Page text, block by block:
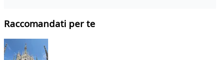
Raccomandati per te